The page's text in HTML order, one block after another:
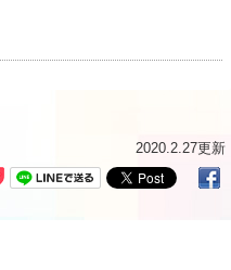
2020.2.27更新